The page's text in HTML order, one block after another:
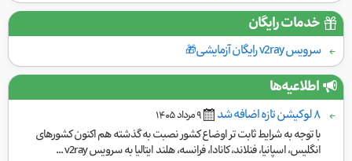
خدمات رایگان
سرویس v2ray رایگان آزمایشی🎁
اطلاعیه‌ها
۸ لوکیشن تازه اضافه شد ٩ مرداد ١۴۰۵
با توجه به شرایط ثابت تر اوضاع کشور نصبت به گذشته هم اکنون کشورهای
انگلیس، اسپانیا، فنلاند، کانادا، فرانسه، هلند ایتالیا به سرویس v2ray ...